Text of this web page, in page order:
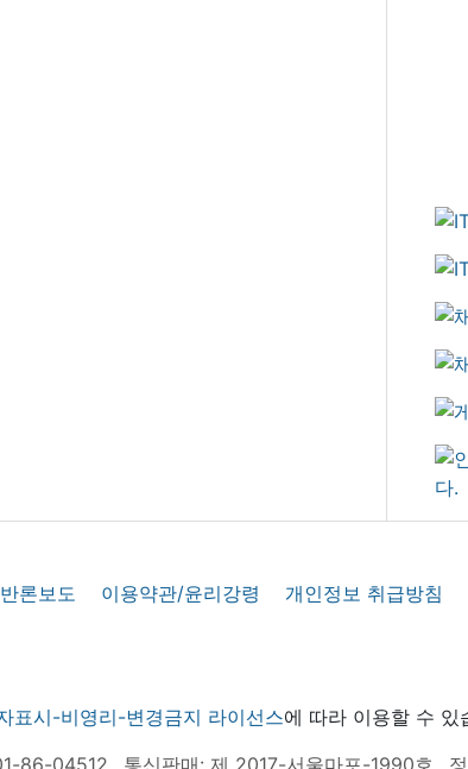
론보도 이용약관/윤리강령 개인정보 취급방침
표시-비영리-변경금지 라이선스에 따라 이용할 수 있
86-04512 통신판매: 제 2017-서울마포-1990호